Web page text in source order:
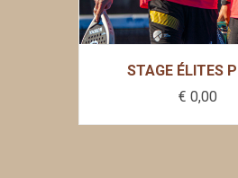
STAGE ÉLITES
€ 0,00